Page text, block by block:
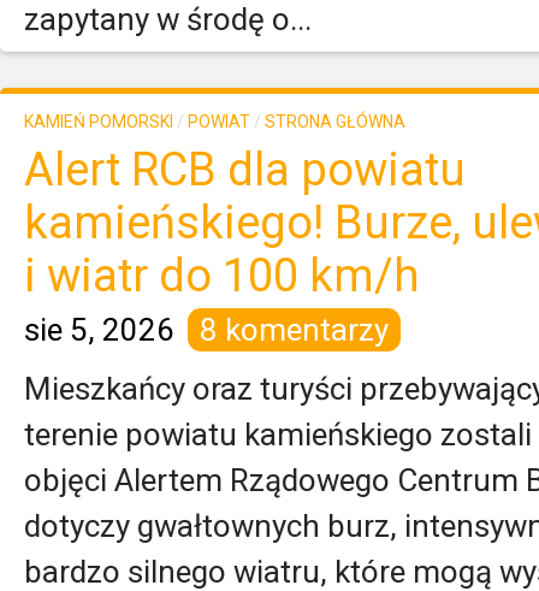
zapytany w środę o...
KAMIEŃ POMORSKI / POWIAT / STRONA GŁÓWNA
Alert RCB dla powiatu
kamieńskiego! Burze,
i wiatr do 100 km/h
sie 5, 2026
8 komentarzy
Mieszkańcy oraz turyści
terenie powiatu kamieńskiego zostali
objęci Alertem Rządowego Centrum
dotyczy gwałtownych burz,
bardzo silnego wiatru, które mogą